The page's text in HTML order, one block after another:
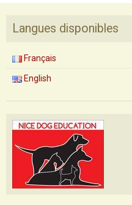
Langues disponibles
Français
English